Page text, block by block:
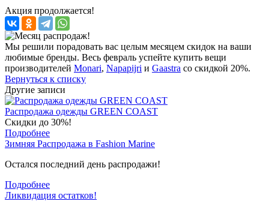
Акция продолжается!
Мы решили порадовать вас целым месяцем скидок на ваши
любимые бренды. Весь февраль успейте купить вещи
производителей Monari, Napapijri и Gaastra со скидкой 20%.
Вернуться к списку
Другие записи
Распродажа одежды GREEN COAST
Скидки до 30%!
Подробнее
Зимняя Распродажа в Fashion Marine
Остался последний день распродажи!
Подробнее
Ликвидация остатков!